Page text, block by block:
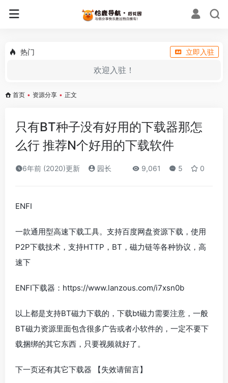
热门 立即入驻
欢迎入驻！
首页 • 资源分享 • 正文
只有BT种子没有好用的下载器那怎
么行 推荐N个好用的下载软件
6年前 (2020)更新 园长 9,061 5 0
ENFI
一款通用型高速下载工具。支持百度网盘资源下载，使用
P2P下载技术，支持HTTP，BT，磁力链等各种协议，高
速下
ENFI下载器：https://www.lanzous.com/i7xsn0b
以上都是支持BT磁力下载的，下载bt磁力需要注意，一般
BT磁力资源里面包含很多广告或者小软件的，一定不要下
载捆绑的其它东西，只要视频就好了。
下一页还有其它下载器 【失效请留言】